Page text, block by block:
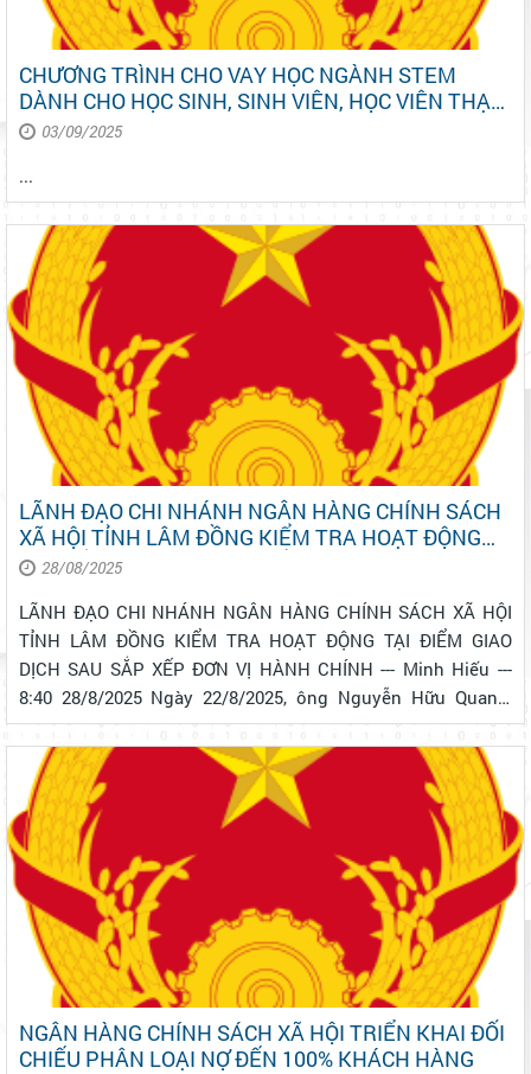
CHƯƠNG TRÌNH CHO VAY HỌC NGÀNH STEM
DÀNH CHO HỌC SINH, SINH VIÊN, HỌC VIÊN THẠC
SĨ, NGHIÊN CỨU SINH HỌC CÁC NGÀNH KHOA
03/09/2025
...
LÃNH ĐẠO CHI NHÁNH NGÂN HÀNG CHÍNH SÁCH
XÃ HỘI TỈNH LÂM ĐỒNG KIỂM TRA HOẠT ĐỘNG
TẠI ĐIỂM GIAO DỊCH SAU SẮP XẾP ĐƠN VỊ HÀNH
28/08/2025
LÃNH ĐẠO CHI NHÁNH NGÂN HÀNG CHÍNH SÁCH XÃ HỘI
TỈNH LÂM ĐỒNG KIỂM TRA HOẠT ĐỘNG TẠI ĐIỂM GIAO
DỊCH SAU SẮP XẾP ĐƠN VỊ HÀNH CHÍNH --- Minh Hiếu ---
8:40 28/8/2025 Ngày 22/8/2025, ông Nguyễn Hữu Quang,
Phó Giám đốc Chi nhánh Ngân hàng Chính sách xã hội
(NHCSXH) tỉnh Lâm Đồng, đã đến kiểm tra hoạt độ...
NGÂN HÀNG CHÍNH SÁCH XÃ HỘI TRIỂN KHAI ĐỐI
CHIẾU PHÂN LOẠI NỢ ĐẾN 100% KHÁCH HÀNG